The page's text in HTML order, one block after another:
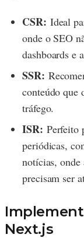
CSR: Ideal
onde o SEO
dashboards e
SSR:
conteúdo que
tráfego.
ISR: Perfeito
periódicas,
notícias, onde
precisam ser
Next.js